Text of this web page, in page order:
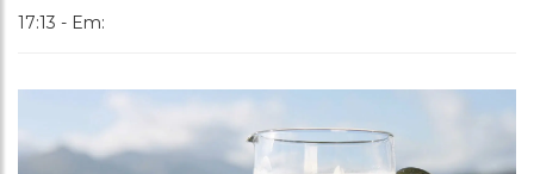
17:13 - Em: